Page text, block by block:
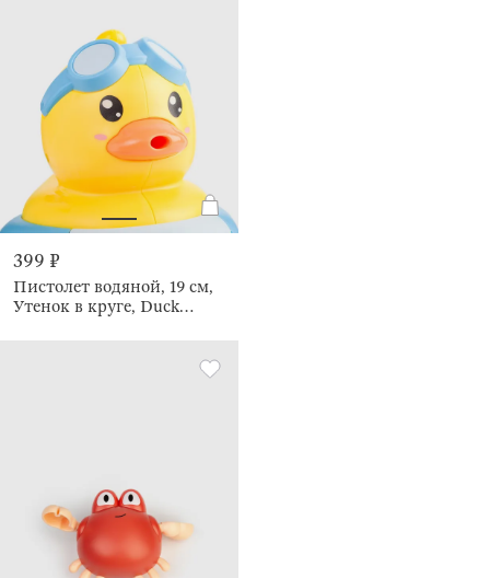
399 ₽
Пистолет водяной, 19 см,
Утенок в круге, Duck